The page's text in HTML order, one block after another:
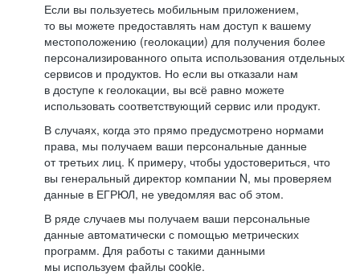
Если вы пользуетесь мобильным приложением,
то вы можете предоставлять нам доступ к вашему
местоположению (геолокации) для получения более
персонализированного опыта использования отдельных
сервисов и продуктов. Но если вы отказали нам
в доступе к геолокации, вы всё равно можете
использовать соответствующий сервис или продукт.
В случаях, когда это прямо предусмотрено нормами
права, мы получаем ваши персональные данные
от третьих лиц. К примеру, чтобы удостовериться, что
вы генеральный директор компании N, мы проверяем
данные в ЕГРЮЛ, не уведомляя вас об этом.
В ряде случаев мы получаем ваши персональные
данные автоматически с помощью метрических
программ. Для работы с такими данными
мы используем файлы cookie.